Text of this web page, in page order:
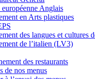
européenne Anglais
en Arts plastiques
des langues et cultures
de l’italien (LV3)
des restaurants
de nos menus